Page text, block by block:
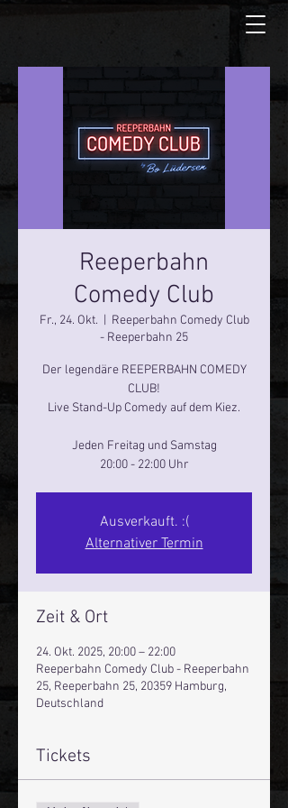
Reeperbahn
Comedy Club
Fr., 24. Okt.
Reeperbahn Comedy Club
- Reeperbahn 25
Der legendäre REEPERBAHN COMEDY
CLUB!
Live Stand-Up Comedy auf dem Kiez.
Jeden Freitag und Samstag
20:00 - 22:00 Uhr
Ausverkauft. :(
Alternativer Termin
Zeit & Ort
24. Okt. 2025, 20:00 – 22:00
Reeperbahn Comedy Club - Reeperbahn
25, Reeperbahn 25, 20359 Hamburg,
Deutschland
Tickets